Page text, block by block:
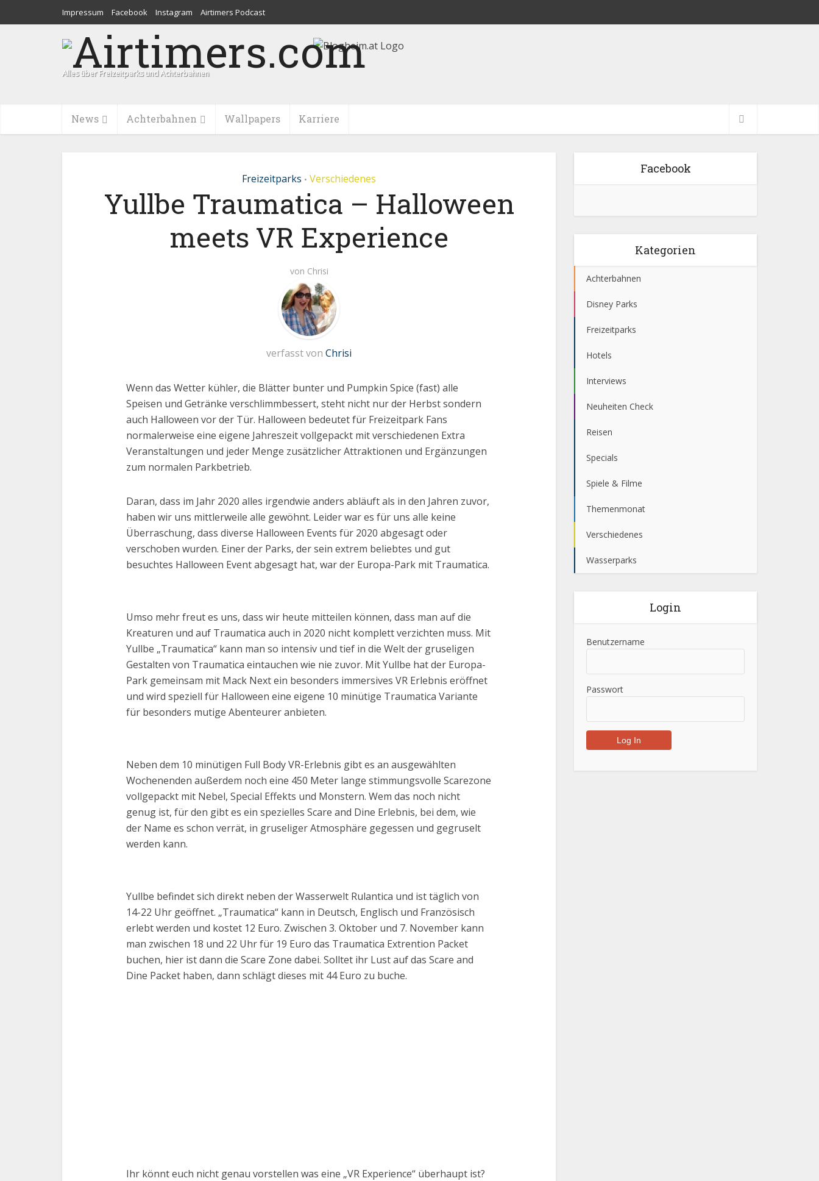
Impressum Facebook Instagram Airtimers Podcast
Alles über Freizeitparks und Achterbahnen
News Achterbahnen Wallpapers Karriere
Freizeitparks • Verschiedenes
Yullbe Traumatica – Halloween
meets VR Experience
von Chrisi
verfasst von Chrisi
Wenn das Wetter kühler, die Blätter bunter und Pumpkin Spice (fast) alle
Speisen und Getränke verschlimmbessert, steht nicht nur der Herbst sondern
auch Halloween vor der Tür. Halloween bedeutet für Freizeitpark Fans
normalerweise eine eigene Jahreszeit vollgepackt mit verschiedenen Extra
Veranstaltungen und jeder Menge zusätzlicher Attraktionen und Ergänzungen
zum normalen Parkbetrieb.
Daran, dass im Jahr 2020 alles irgendwie anders abläuft als in den Jahren zuvor,
haben wir uns mittlerweile alle gewöhnt. Leider war es für uns alle keine
Überraschung, dass diverse Halloween Events für 2020 abgesagt oder
verschoben wurden. Einer der Parks, der sein extrem beliebtes und gut
besuchtes Halloween Event abgesagt hat, war der Europa-Park mit Traumatica.
Umso mehr freut es uns, dass wir heute mitteilen können, dass man auf die
Kreaturen und auf Traumatica auch in 2020 nicht komplett verzichten muss. Mit
Yullbe „Traumatica“ kann man so intensiv und tief in die Welt der gruseligen
Gestalten von Traumatica eintauchen wie nie zuvor. Mit Yullbe hat der Europa-
Park gemeinsam mit Mack Next ein besonders immersives VR Erlebnis eröffnet
und wird speziell für Halloween eine eigene 10 minütige Traumatica Variante
für besonders mutige Abenteurer anbieten.
Neben dem 10 minütigen Full Body VR-Erlebnis gibt es an ausgewählten
Wochenenden außerdem noch eine 450 Meter lange stimmungsvolle Scarezone
vollgepackt mit Nebel, Special Effekts und Monstern. Wem das noch nicht
genug ist, für den gibt es ein spezielles Scare and Dine Erlebnis, bei dem, wie
der Name es schon verrät, in gruseliger Atmosphäre gegessen und gegruselt
werden kann.
Yullbe befindet sich direkt neben der Wasserwelt Rulantica und ist täglich von
14-22 Uhr geöffnet. „Traumatica“ kann in Deutsch, Englisch und Französisch
erlebt werden und kostet 12 Euro. Zwischen 3. Oktober und 7. November kann
man zwischen 18 und 22 Uhr für 19 Euro das Traumatica Extrention Packet
buchen, hier ist dann die Scare Zone dabei. Solltet ihr Lust auf das Scare and
Dine Packet haben, dann schlägt dieses mit 44 Euro zu buche.
Ihr könnt euch nicht genau vorstellen was eine „VR Experience“ überhaupt ist?
Facebook
Kategorien
Achterbahnen
Disney Parks
Freizeitparks
Hotels
Interviews
Neuheiten Check
Reisen
Specials
Spiele & Filme
Themenmonat
Verschiedenes
Wasserparks
Login
Benutzername
Passwort